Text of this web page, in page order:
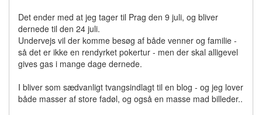
Det ender med at jeg tager til Prag den 9 juli, og bliver
dernede til den 24 juli.
Undervejs vil der komme besøg af både venner og familie -
så det er ikke en rendyrket pokertur - men der skal alligevel
gives gas i mange dage dernede.
I bliver som sædvanligt tvangsindlagt til en blog - og jeg lover
både masser af store fadøl, og også en masse mad billeder..